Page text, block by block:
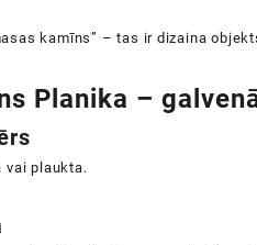
kamīns” – tas ir dizaina
Planika –
vai plaukta.